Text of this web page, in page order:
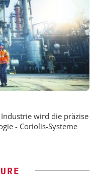
wird die präzise
- Coriolis-Systeme